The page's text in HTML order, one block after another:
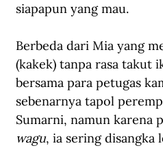
siapapun yang mau.
Berbeda dari Mia yang
(kakek) tanpa rasa takut
bersama para petugas
sebenarnya tapol
Sumarni, namun karena
wagu, ia sering disangka